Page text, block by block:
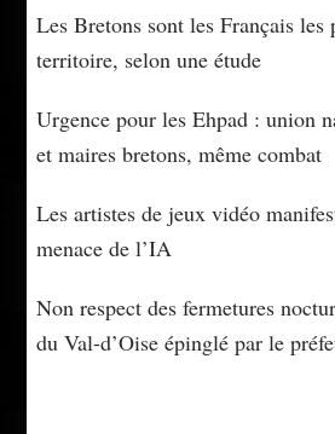
Les Bretons sont les Français les
territoire, selon une étude
Urgence pour les Ehpad : union
et maires bretons, même combat
Les artistes de jeux vidéo
menace de l’IA
Non respect des fermetures
du Val-d’Oise épinglé par le